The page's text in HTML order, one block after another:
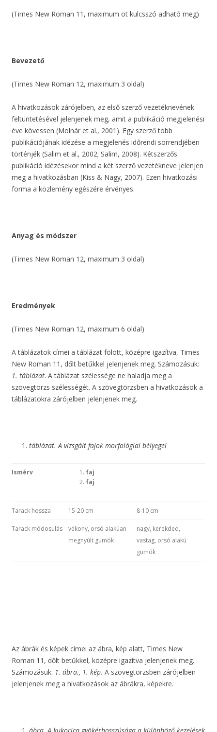
(Times New Roman 11, maximum öt kulcsszó adható meg)
Bevezető
(Times New Roman 12, maximum 3 oldal)
A hivatkozások zárójelben, az első szerző vezetéknevének
feltüntetésével jelenjenek meg, amit a publikáció megjelenési
éve kövessen (Molnár et al., 2001). Egy szerző több
publikációjának idézése a megjelenés időrendi sorrendjében
történjék (Salim et al., 2002; Salim, 2008). Kétszerzős
publikáció idézésekor mind a két szerző vezetékneve jelenjen
meg a hivatkozásban (Kiss & Nagy, 2007). Ezen hivatkozási
forma a közlemény egészére érvényes.
Anyag és módszer
(Times New Roman 12, maximum 3 oldal)
Eredmények
(Times New Roman 12, maximum 6 oldal)
A táblázatok címei a táblázat fölött, középre igazítva, Times
New Roman 11, dőlt betűkkel jelenjenek meg. Számozásuk:
1. táblázat. A táblázat szélessége ne haladja meg a
szövegtörzs szélességét. A szövegtörzsben a hivatkozások a
táblázatokra zárójelben jelenjenek meg.
táblázat. A vizsgált fajok morfológiai bélyegei
Ismérv
faj
faj
Tarack hossza 15-20 cm 8-10 cm
Tarack módosulás
vékony, orsó alakúan
megnyúlt gumók
nagy, kerekded,
vastag, orsó alakú
gumók
Az ábrák és képek címei az ábra, kép alatt, Times New
Roman 11, dőlt betűkkel, középre igazítva jelenjenek meg.
Számozásuk: 1. ábra., 1. kép. A szövegtörzsben zárójelben
jelenjenek meg a hivatkozások az ábrákra, képekre.